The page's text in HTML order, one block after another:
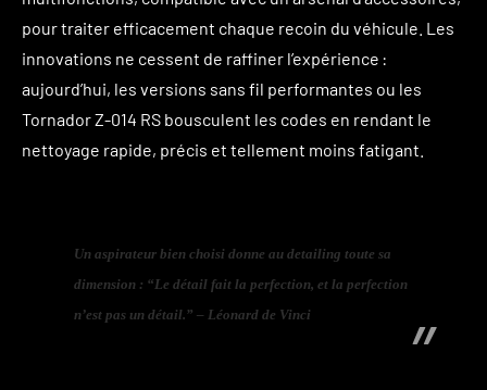
pour traiter efficacement chaque recoin du véhicule. Les
innovations ne cessent de raffiner l’expérience :
aujourd’hui, les versions sans fil performantes ou les
Tornador Z-014 RS bousculent les codes en rendant le
nettoyage rapide, précis et tellement moins fatigant.
Un aspirateur bien choisi donne au detailing toute sa
dimension : “Le détail fait la perfection, et la perfection
n’est pas un détail.” – Léonard de Vinci